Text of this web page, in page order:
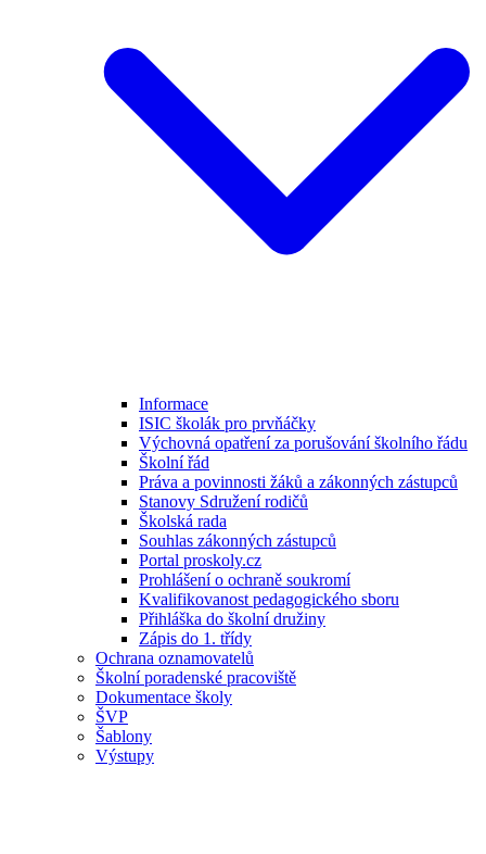
Informace
ISIC školák pro prvňáčky
Výchovná opatření za porušování školního řádu
Školní řád
Práva a povinnosti žáků a zákonných zástupců
Stanovy Sdružení rodičů
Školská rada
Souhlas zákonných zástupců
Portal proskoly.cz
Prohlášení o ochraně soukromí
Kvalifikovanost pedagogického sboru
Přihláška do školní družiny
Zápis do 1. třídy
Ochrana oznamovatelů
Školní poradenské pracoviště
Dokumentace školy
ŠVP
Šablony
Výstupy